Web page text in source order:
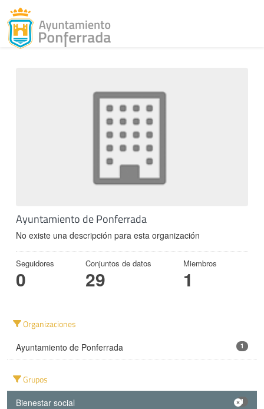
Ayuntamiento de Ponferrada
No existe una descripción para esta organización
Seguidores
0
Conjuntos de datos
29
Miembros
1
Organizaciones
Ayuntamiento de Ponferrada 1
Grupos
Bienestar social 1